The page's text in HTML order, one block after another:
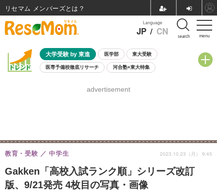
menu
Language
JP / CN search
大学受験 by 東進 医学部 東大受験
医専予備校徹底リサーチ 河合塾×東大特集
8月開催学校説明会・相談会
advertisement
Gakken「高校入試ランク順」シリーズ改訂
版、9/21発売 4枚目の写真・画像
教育・受験 中学生 2023.10.23（月） 9:45
リセマム メンバーズ